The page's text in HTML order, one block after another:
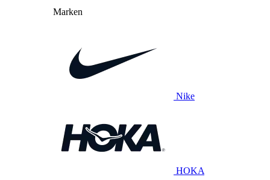
Marken
Nike
HOKA